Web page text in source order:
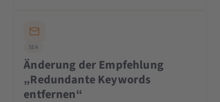
SEA
Änderung der Empfehlung
„Redundante Keywords
entfernen“